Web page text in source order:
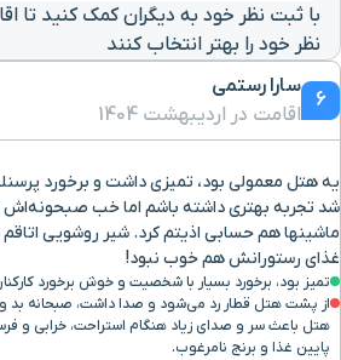
با ثبت نظر خود به دیگران کمک کنید تا
نظر خود را بهتر انتخاب کنند
6
سارا رستمی
اقامت در اردیبهشت 1404
یه هتل معمولی بود، تمیزی داشت و برخورد
شد تجربه بهتری داشته باشم اما خب صبحونه‌اش
ماشینها هم حسابی اذیتم کرد. شیر روشویی
غذای رستورانش هم خوب نبود!
تمیز بود، برخورد بسیار با شخصیت و خوش برخورد
از پشت هتل قطار رد می‌شود و صدا داشت، صبحانه بد و
هتل باعث سر و صدای زیاد هنگام استراحت، خرابی و
پایین غذا و برنج نامرغوب.